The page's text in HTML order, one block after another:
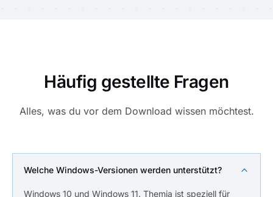
Häufig gestellte Fragen
Alles, was du vor dem Download wissen möchtest.
Welche Windows-Versionen werden unterstützt?
Windows 10 und Windows 11. Themia ist speziell für